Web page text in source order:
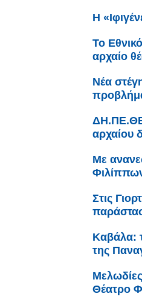
Η
Το
αρχαίο
Νέα
αρχαίου
Με
Στις
Καβάλα:
της
Θέατρο